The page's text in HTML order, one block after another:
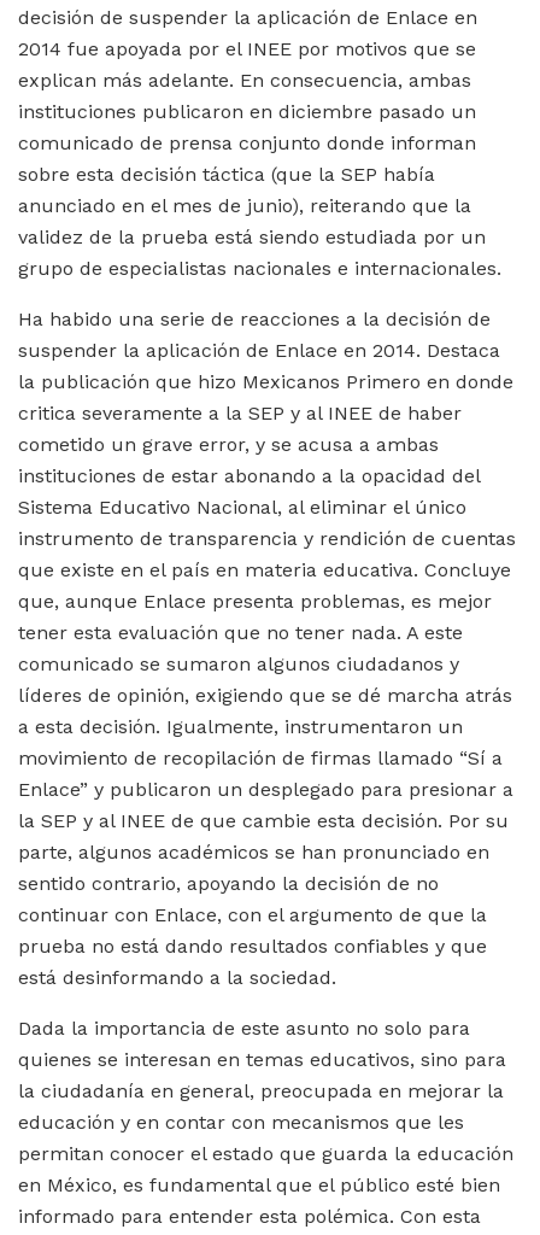
decisión de suspender la aplicación de Enlace en
2014 fue apoyada por el INEE por motivos que se
explican más adelante. En consecuencia, ambas
instituciones publicaron en diciembre pasado un
comunicado de prensa conjunto donde informan
sobre esta decisión táctica (que la SEP había
anunciado en el mes de junio), reiterando que la
validez de la prueba está siendo estudiada por un
grupo de especialistas nacionales e internacionales.
Ha habido una serie de reacciones a la decisión de
suspender la aplicación de Enlace en 2014. Destaca
la publicación que hizo Mexicanos Primero en donde
critica severamente a la SEP y al INEE de haber
cometido un grave error, y se acusa a ambas
instituciones de estar abonando a la opacidad del
Sistema Educativo Nacional, al eliminar el único
instrumento de transparencia y rendición de cuentas
que existe en el país en materia educativa. Concluye
que, aunque Enlace presenta problemas, es mejor
tener esta evaluación que no tener nada. A este
comunicado se sumaron algunos ciudadanos y
líderes de opinión, exigiendo que se dé marcha atrás
a esta decisión. Igualmente, instrumentaron un
movimiento de recopilación de firmas llamado “Sí a
Enlace” y publicaron un desplegado para presionar a
la SEP y al INEE de que cambie esta decisión. Por su
parte, algunos académicos se han pronunciado en
sentido contrario, apoyando la decisión de no
continuar con Enlace, con el argumento de que la
prueba no está dando resultados confiables y que
está desinformando a la sociedad.
Dada la importancia de este asunto no solo para
quienes se interesan en temas educativos, sino para
la ciudadanía en general, preocupada en mejorar la
educación y en contar con mecanismos que les
permitan conocer el estado que guarda la educación
en México, es fundamental que el público esté bien
informado para entender esta polémica. Con esta